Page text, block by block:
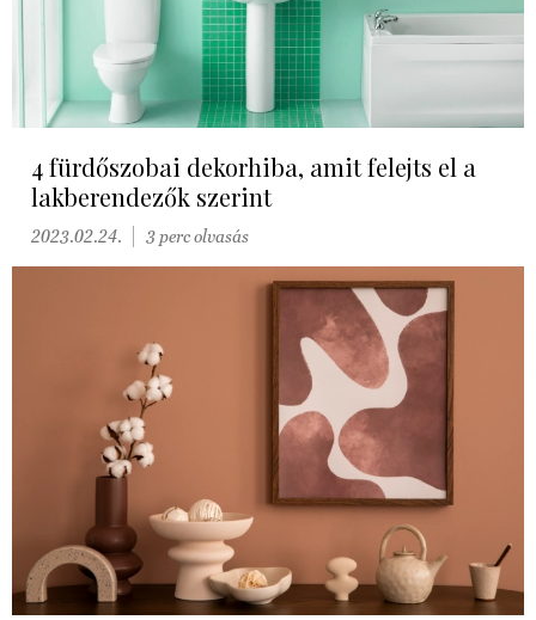
4 fürdőszobai dekorhiba, amit felejts el a
lakberendezők szerint
2023.02.24. 3 perc olvasás